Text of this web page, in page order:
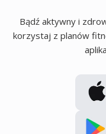
Bądź aktywny i
korzystaj z planów